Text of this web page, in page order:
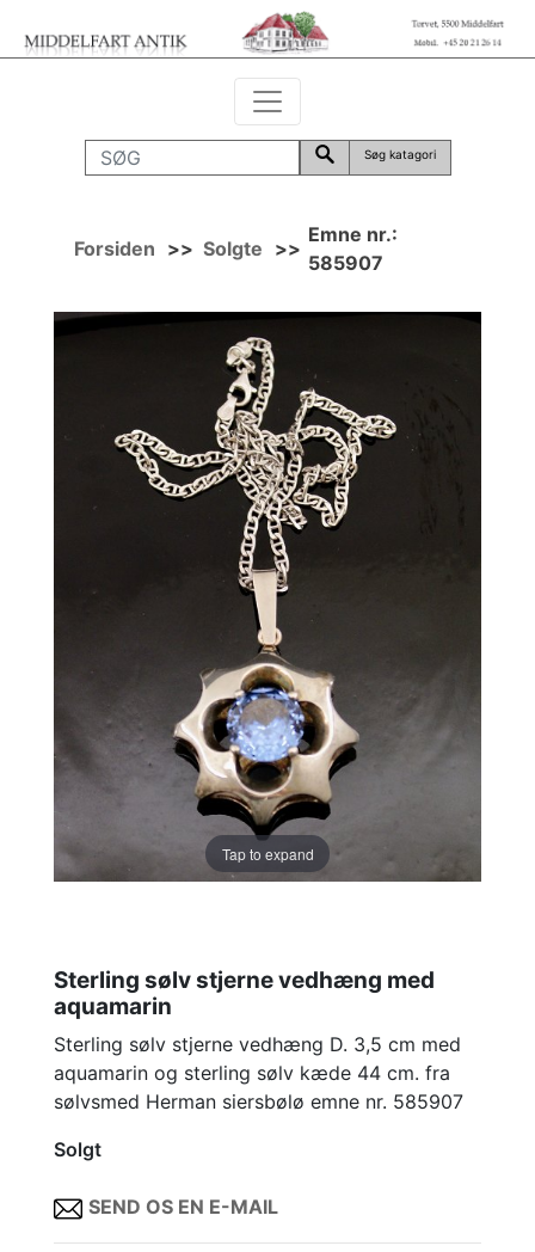
Søg katagori
Forsiden >> Solgte >>
Emne nr.:
585907
Tap to expand
Sterling sølv stjerne vedhæng med
aquamarin
Sterling sølv stjerne vedhæng D. 3,5 cm med
aquamarin og sterling sølv kæde 44 cm. fra
sølvsmed Herman siersbølø emne nr. 585907
Solgt
SEND OS EN E-MAIL